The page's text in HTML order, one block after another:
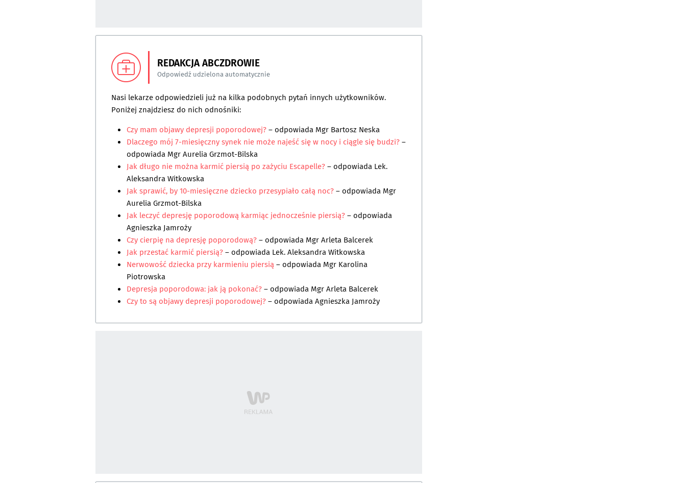
REDAKCJA ABCZDROWIE
Odpowiedź udzielona automatycznie
Nasi lekarze odpowiedzieli już na kilka podobnych pytań innych użytkowników.
Poniżej znajdziesz do nich odnośniki:
Czy mam objawy depresji poporodowej?– odpowiada Mgr Bartosz Neska
Dlaczego mój 7-miesięczny synek nie może najeść się w nocy i ciągle się budzi?–
odpowiada Mgr Aurelia Grzmot-Bilska
Jak długo nie można karmić piersią po zażyciu Escapelle?– odpowiada Lek.
Aleksandra Witkowska
Jak sprawić, by 10-miesięczne dziecko przesypiało całą noc?– odpowiada Mgr
Aurelia Grzmot-Bilska
Jak leczyć depresję poporodową karmiąc jednocześnie piersią?– odpowiada
Agnieszka Jamroży
Czy cierpię na depresję poporodową?– odpowiada Mgr Arleta Balcerek
Jak przestać karmić piersią?– odpowiada Lek. Aleksandra Witkowska
Nerwowość dziecka przy karmieniu piersią– odpowiada Mgr Karolina
Piotrowska
Depresja poporodowa: jak ją pokonać?– odpowiada Mgr Arleta Balcerek
Czy to są objawy depresji poporodowej?– odpowiadaAgnieszka Jamroży